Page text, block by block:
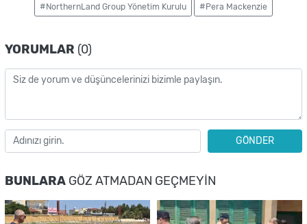
#NorthernLand Group Yönetim Kurulu #Pera Mackenzie
YORUMLAR (0)
GÖNDER
BUNLARA GÖZ ATMADAN GEÇMEYIN